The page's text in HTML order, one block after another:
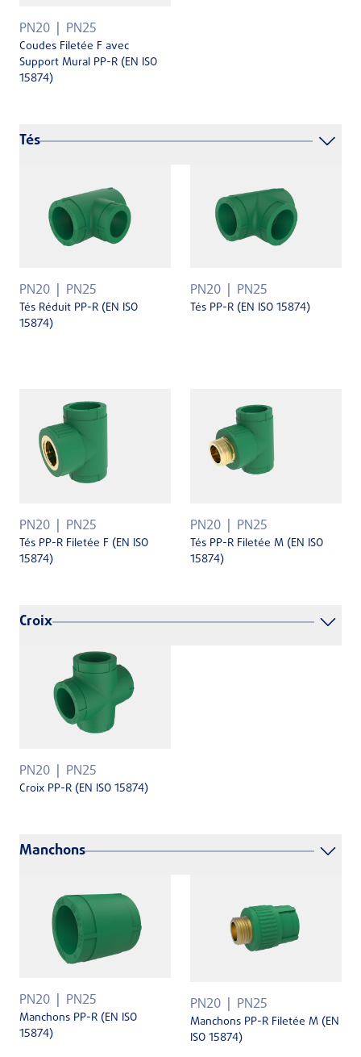
PN20 PN25
Coudes Filetée F avec
Support Mural PP-R (EN ISO
15874)
Tés
PN20 PN25
Tés Réduit PP-R (EN ISO
15874)
PN20 PN25
Tés PP-R (EN ISO 15874)
PN20 PN25
Tés PP-R Filetée F (EN ISO
15874)
PN20 PN25
Tés PP-R Filetée M (EN ISO
15874)
Croix
PN20 PN25
Croix PP-R (EN ISO 15874)
Manchons
PN20 PN25
Manchons PP-R (EN ISO
15874)
PN20 PN25
Manchons PP-R Filetée M (EN
ISO 15874)